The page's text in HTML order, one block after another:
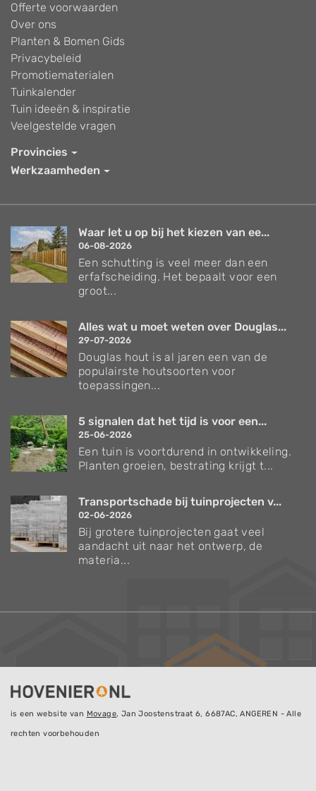
Offerte voorwaarden
Over ons
Planten & Bomen Gids
Privacybeleid
Promotiematerialen
Tuinkalender
Tuin ideeën & inspiratie
Veelgestelde vragen
Provincies
Werkzaamheden
Waar let u op bij het kiezen van ee...
06-08-2026
Een schutting is veel meer dan een
erfafscheiding. Het bepaalt voor een
groot...
Alles wat u moet weten over Douglas...
29-07-2026
Douglas hout is al jaren een van de
populairste houtsoorten voor
toepassingen...
5 signalen dat het tijd is voor een...
25-06-2026
Een tuin is voortdurend in ontwikkeling.
Planten groeien, bestrating krijgt t...
Transportschade bij tuinprojecten v...
02-06-2026
Bij grotere tuinprojecten gaat veel
aandacht uit naar het ontwerp, de
materia...
is een website van Movage, Jan Joostenstraat 6, 6687AC, ANGEREN - Alle
rechten voorbehouden